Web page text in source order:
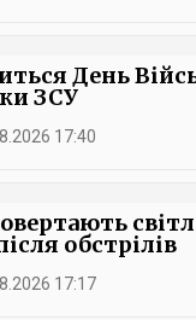
День
ЗСУ
17:40
обстрілів
17:17